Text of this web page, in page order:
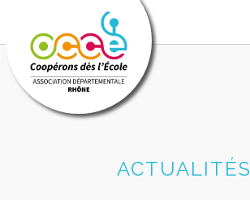
GESTION DES COOPÉRATIVES
ACTUALITÉS